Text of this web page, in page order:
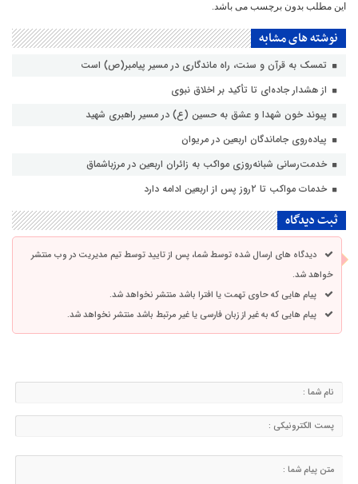
این مطلب بدون برچسب می باشد.
نوشته های مشابه
تمسک به قرآن و سنت، راه ماندگاری در مسیر پیامبر(ص) است
از هشدار جاده‌ای تا تأکید بر اخلاق نبوی
پیوند خون شهدا و عشق به حسین (ع) در مسیر راهبری شهید
پیاده‌روی جاماندگان اربعین در مریوان
خدمت‌رسانی شبانه‌روزی مواکب به زائران اربعین در مرزباشماق
خدمات مواکب تا ۲روز پس از اربعین ادامه دارد
ثبت دیدگاه
دیدگاه های ارسال شده توسط شما، پس از تایید توسط تیم مدیریت در وب منتشر
خواهد شد.
پیام هایی که حاوی تهمت یا افترا باشد منتشر نخواهد شد.
پیام هایی که به غیر از زبان فارسی یا غیر مرتبط باشد منتشر نخواهد شد.